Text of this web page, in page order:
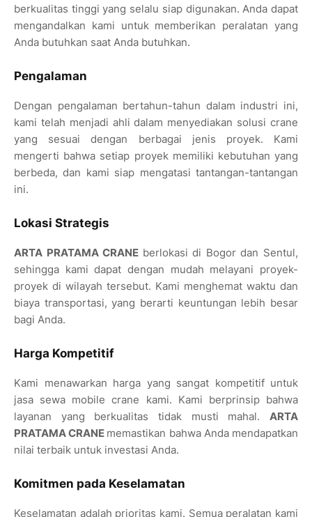
berkualitas tinggi yang selalu siap digunakan. Anda dapat
mengandalkan kami untuk memberikan peralatan yang
Anda butuhkan saat Anda butuhkan.
Pengalaman
Dengan pengalaman bertahun-tahun dalam industri ini,
kami telah menjadi ahli dalam menyediakan solusi crane
yang sesuai dengan berbagai jenis proyek. Kami
mengerti bahwa setiap proyek memiliki kebutuhan yang
berbeda, dan kami siap mengatasi tantangan-tantangan
ini.
Lokasi Strategis
ARTA PRATAMA CRANE berlokasi di Bogor dan Sentul,
sehingga kami dapat dengan mudah melayani proyek-
proyek di wilayah tersebut. Kami menghemat waktu dan
biaya transportasi, yang berarti keuntungan lebih besar
bagi Anda.
Harga Kompetitif
Kami menawarkan harga yang sangat kompetitif untuk
jasa sewa mobile crane kami. Kami berprinsip bahwa
layanan yang berkualitas tidak musti mahal. ARTA
PRATAMA CRANE memastikan bahwa Anda mendapatkan
nilai terbaik untuk investasi Anda.
Komitmen pada Keselamatan
Keselamatan adalah prioritas kami. Semua peralatan kami